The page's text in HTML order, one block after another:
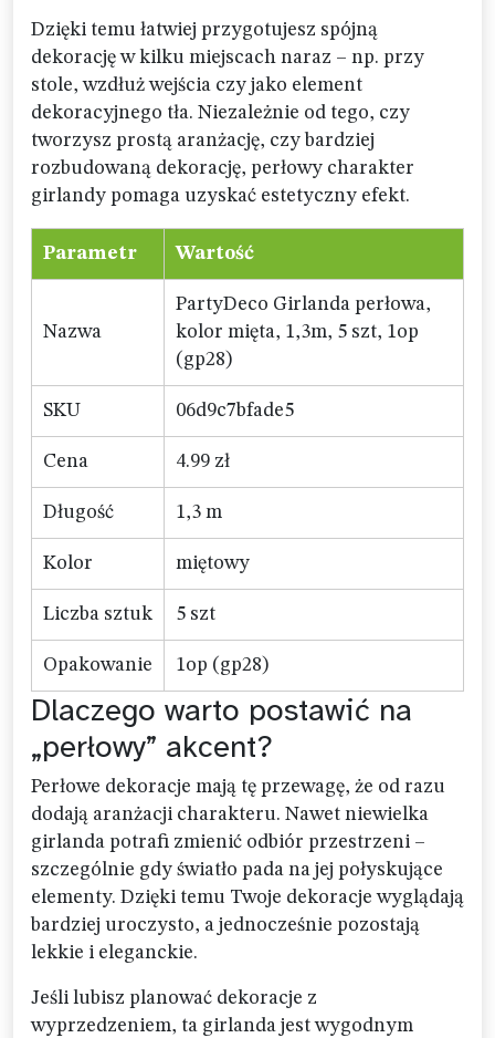
Dzięki temu łatwiej przygotujesz spójną
dekorację w kilku miejscach naraz – np. przy
stole, wzdłuż wejścia czy jako element
dekoracyjnego tła. Niezależnie od tego, czy
tworzysz prostą aranżację, czy bardziej
rozbudowaną dekorację, perłowy charakter
girlandy pomaga uzyskać estetyczny efekt.
Parametr Wartość
Nazwa
PartyDeco Girlanda perłowa,
kolor mięta, 1,3m, 5 szt, 1op
(gp28)
SKU 06d9c7bfade5
Cena 4.99 zł
Długość 1,3 m
Kolor miętowy
Liczba sztuk 5 szt
Opakowanie 1op (gp28)
Dlaczego warto postawić na
„perłowy” akcent?
Perłowe dekoracje mają tę przewagę, że od razu
dodają aranżacji charakteru. Nawet niewielka
girlanda potrafi zmienić odbiór przestrzeni –
szczególnie gdy światło pada na jej połyskujące
elementy. Dzięki temu Twoje dekoracje wyglądają
bardziej uroczysto, a jednocześnie pozostają
lekkie i eleganckie.
Jeśli lubisz planować dekoracje z
wyprzedzeniem, ta girlanda jest wygodnym